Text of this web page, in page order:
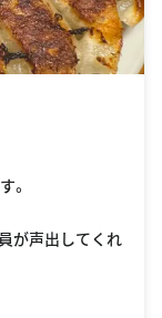
。
が声出してくれ